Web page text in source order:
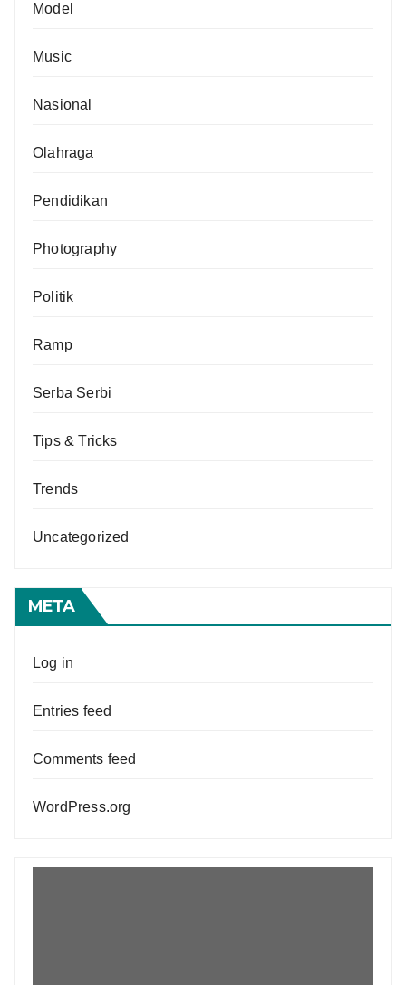
Model
Music
Nasional
Olahraga
Pendidikan
Photography
Politik
Ramp
Serba Serbi
Tips & Tricks
Trends
Uncategorized
META
Log in
Entries feed
Comments feed
WordPress.org